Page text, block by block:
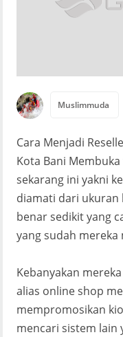
Muslimmuda
Cara Menjadi
Kota Bani
sekarang ini yakni
diamati dari ukuran
benar sedikit yang
yang sudah mereka
Kebanyakan
alias online shop
mempromosikan
mencari sistem lain